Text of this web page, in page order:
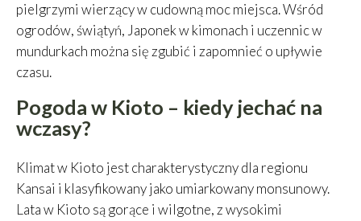
pielgrzymi wierzący w cudowną moc miejsca. Wśród
ogrodów, świątyń, Japonek w kimonach i uczennic w
mundurkach można się zgubić i zapomnieć o upływie
czasu.
Pogoda w Kioto – kiedy jechać na
wczasy?
Klimat w Kioto jest charakterystyczny dla regionu
Kansai i klasyfikowany jako umiarkowany monsunowy.
Lata w Kioto są gorące i wilgotne, z wysokimi